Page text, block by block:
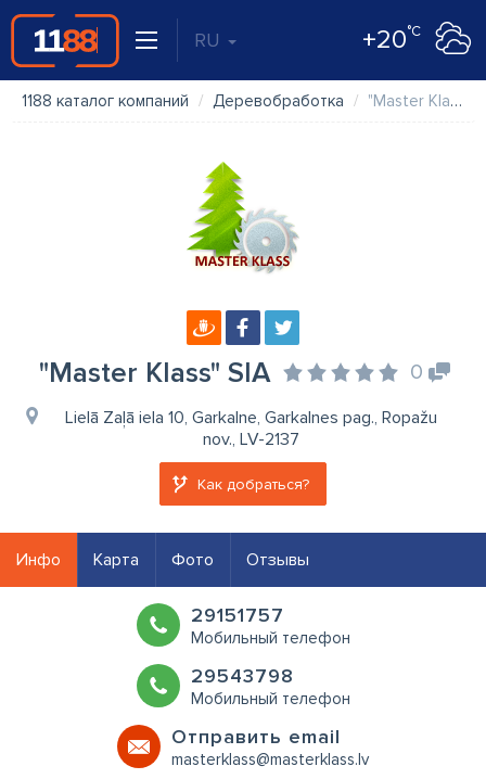
RU +20°C
1188 каталог компаний Деревобработка "Master Klass" SIA
"Master Klass" SIA 0
Lielā Zaļā iela 10, Garkalne, Garkalnes pag., Ropažu
nov., LV-2137
Как добраться?
Инфо Карта Фото Отзывы
29151757
Мобильный телефон
29543798
Мобильный телефон
Oтправить email
masterklass@masterklass.lv